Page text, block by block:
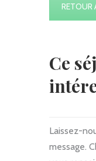
RETOUR
Ce
Laissez-
message.